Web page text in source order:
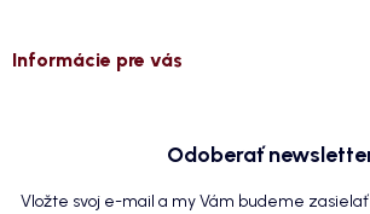
Informácie pre vás
Odoberať
Vložte svoj e-mail a my Vám budeme